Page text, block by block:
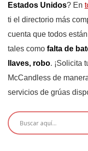
Estados Unidos? En
ti el directorio más
cuenta que todos
tales como falta de
llaves, robo. ¡Solicita
McCandless de
servicios de grúas